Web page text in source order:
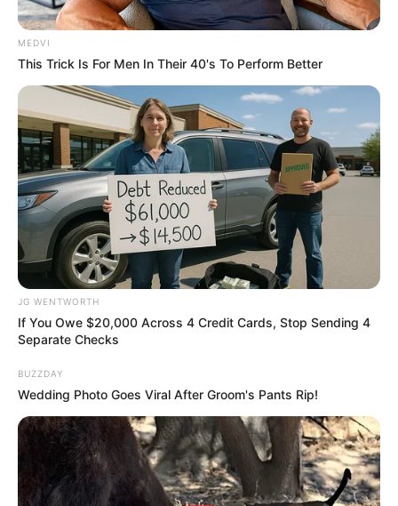
From Baddies To Sweethearts: 9 Actresses That
Can Do It All!
BRAINBERRIES
Disney’s Live-Action Simba Was Based On The
Cutest Lion Cub Ever
BRAINBERRIES
MEDVI
This Trick Is For Men In Their 40's To Perform Better
JG WENTWORTH
If You Owe $20,000 Across 4 Credit Cards, Stop Sending 4
Separate Checks
BUZZDAY
Wedding Photo Goes Viral After Groom's Pants Rip!